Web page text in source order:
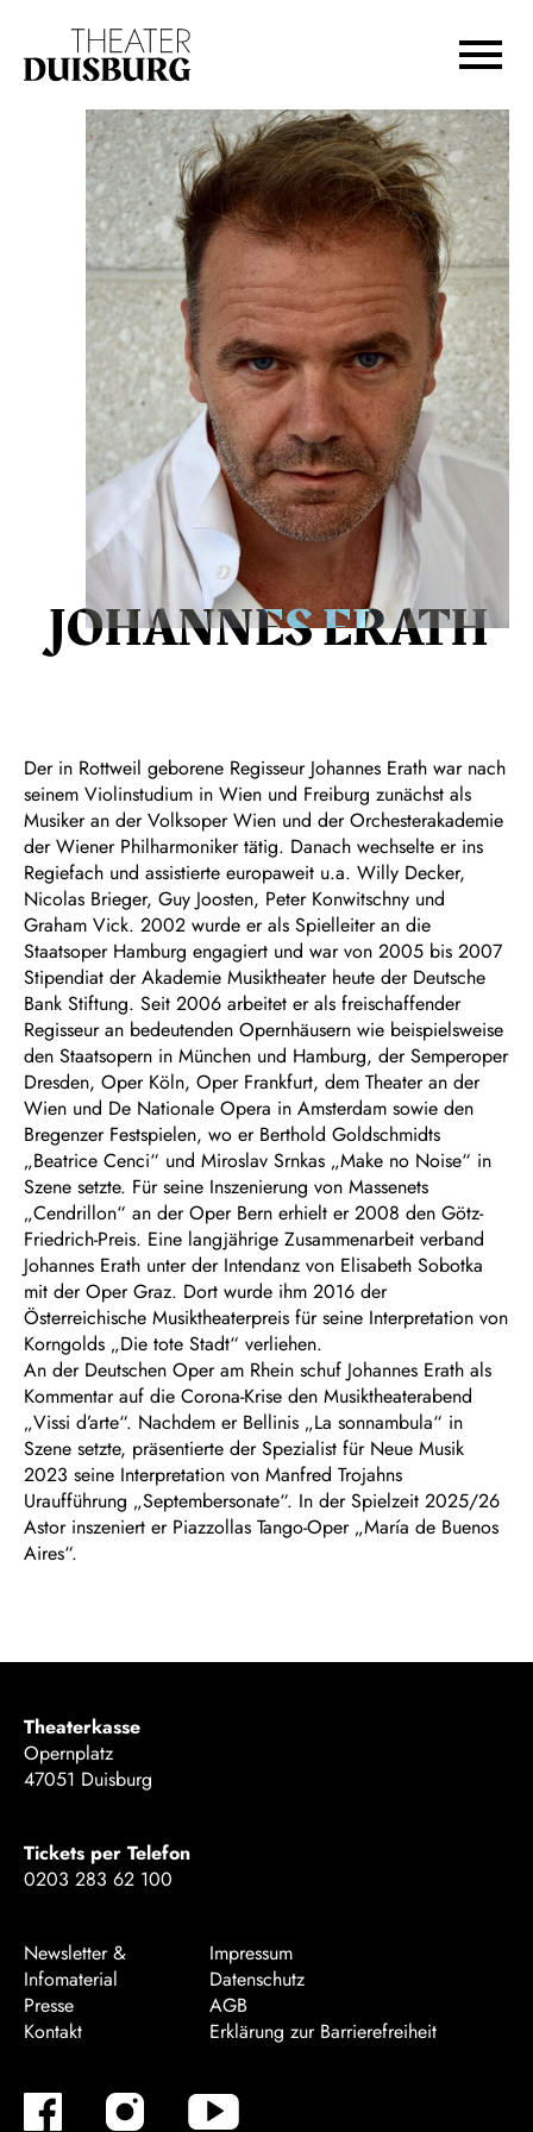
Zur Hauptnavigation springen
Zum Footer springen
JOHANNES ERATH
Der in Rottweil geborene Regisseur Johannes Erath war nach
seinem Violinstudium in Wien und Freiburg zunächst als
Musiker an der Volksoper Wien und der Orchesterakademie
der Wiener Philharmoniker tätig. Danach wechselte er ins
Regiefach und assistierte europaweit u.a. Willy Decker,
Nicolas Brieger, Guy Joosten, Peter Konwitschny und
Graham Vick. 2002 wurde er als Spielleiter an die
Staatsoper Hamburg engagiert und war von 2005 bis 2007
Stipendiat der Akademie Musiktheater heute der Deutsche
Bank Stiftung. Seit 2006 arbeitet er als freischaffender
Regisseur an bedeutenden Opernhäusern wie beispielsweise
den Staatsopern in München und Hamburg, der Semperoper
Dresden, Oper Köln, Oper Frankfurt, dem Theater an der
Wien und De Nationale Opera in Amsterdam sowie den
Bregenzer Festspielen, wo er Berthold Goldschmidts
„Beatrice Cenci“ und Miroslav Srnkas „Make no Noise“ in
Szene setzte. Für seine Inszenierung von Massenets
„Cendrillon“ an der Oper Bern erhielt er 2008 den Götz-
Friedrich-Preis. Eine langjährige Zusammenarbeit verband
Johannes Erath unter der Intendanz von Elisabeth Sobotka
mit der Oper Graz. Dort wurde ihm 2016 der
Österreichische Musiktheaterpreis für seine Interpretation von
Korngolds „Die tote Stadt“ verliehen.
An der Deutschen Oper am Rhein schuf Johannes Erath als
Kommentar auf die Corona-Krise den Musiktheaterabend
„Vissi d’arte“. Nachdem er Bellinis „La sonnambula“ in
Szene setzte, präsentierte der Spezialist für Neue Musik
2023 seine Interpretation von Manfred Trojahns
Uraufführung „Septembersonate“. In der Spielzeit 2025/26
Astor inszeniert er Piazzollas Tango-Oper „María de Buenos
Aires“.
Theaterkasse
Opernplatz
47051 Duisburg
Tickets per Telefon
0203 283 62 100
Newsletter &
Infomaterial
Presse
Kontakt
Impressum
Datenschutz
AGB
Erklärung zur Barrierefreiheit